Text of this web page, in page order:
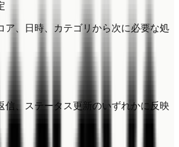
ア、日時、カテゴリから次に必要な処
信、ステータス更新のいずれかに反映